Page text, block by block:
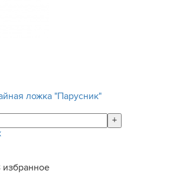
ложка "Парусник"
+
избранное